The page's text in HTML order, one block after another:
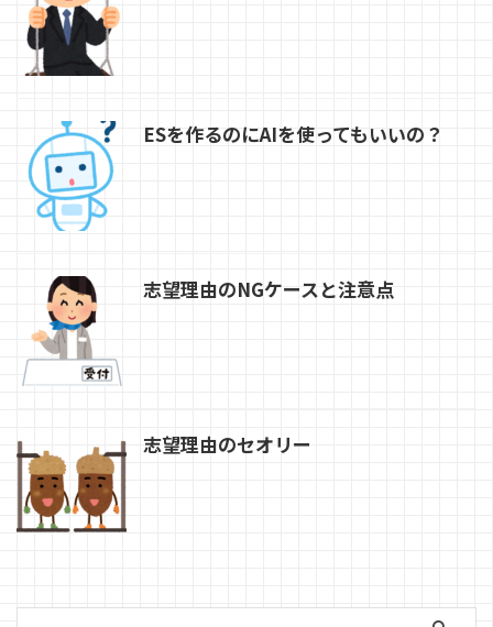
ESを作るのにAIを使ってもいいの？
志望理由のNGケースと注意点
志望理由のセオリー